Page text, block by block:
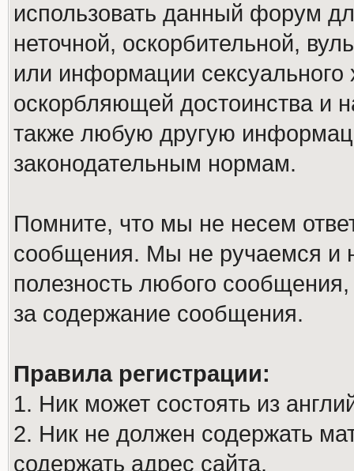
использовать данный форум
неточной, оскорбительной,
или информации
оскорбляющей достоинства и
также любую другую
законодательным нормам.
Помните, что мы не несем
сообщения. Мы не ручаемся и
полезность любого
за содержание сообщения.
Правила регистрации:
1. Ник может состоять из
2. Ник не должен содержать
содержать адрес сайта.